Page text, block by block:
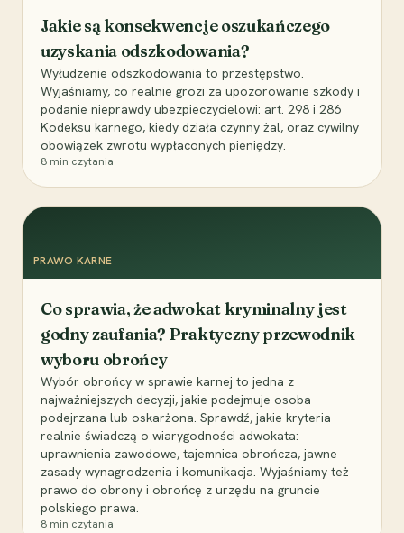
Jakie są konsekwencje oszukańczego
uzyskania odszkodowania?
Wyłudzenie odszkodowania to przestępstwo.
Wyjaśniamy, co realnie grozi za upozorowanie szkody i
podanie nieprawdy ubezpieczycielowi: art. 298 i 286
Kodeksu karnego, kiedy działa czynny żal, oraz cywilny
obowiązek zwrotu wypłaconych pieniędzy.
8 min czytania
PRAWO KARNE
Co sprawia, że adwokat kryminalny jest
godny zaufania? Praktyczny przewodnik
wyboru obrońcy
Wybór obrońcy w sprawie karnej to jedna z
najważniejszych decyzji, jakie podejmuje osoba
podejrzana lub oskarżona. Sprawdź, jakie kryteria
realnie świadczą o wiarygodności adwokata:
uprawnienia zawodowe, tajemnica obrończa, jawne
zasady wynagrodzenia i komunikacja. Wyjaśniamy też
prawo do obrony i obrońcę z urzędu na gruncie
polskiego prawa.
8 min czytania